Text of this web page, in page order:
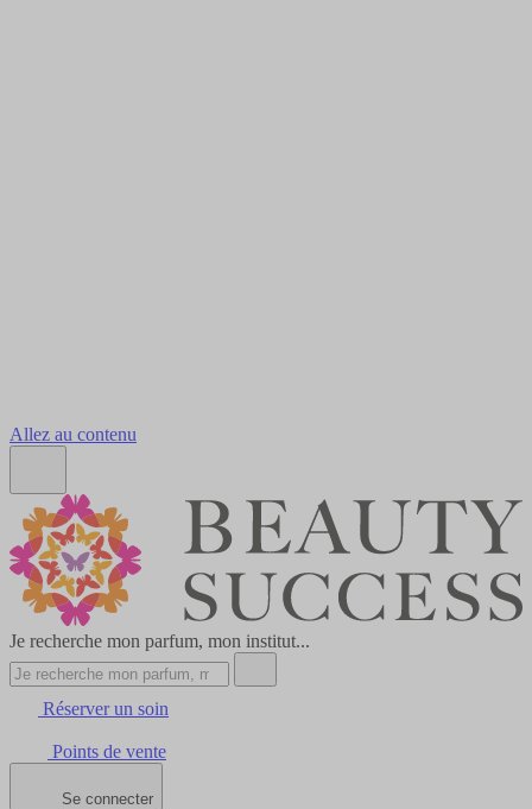
Allez au contenu
Je recherche mon parfum, mon institut...
Réserver un soin
Points de vente
Se connecter